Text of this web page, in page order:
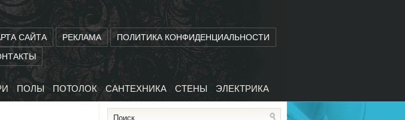
САЙТА РЕКЛАМА
ПОЛИТИКА КОНФИДЕНЦИАЛЬНОСТИ
ПОЛЫ ПОТОЛОК САНТЕХНИКА СТЕНЫ ЭЛЕКТРИКА